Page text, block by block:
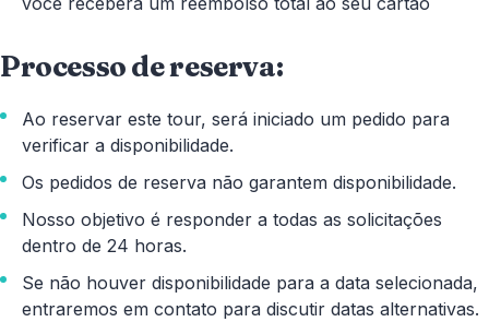
Processo de reserva:
Ao reservar este tour, será iniciado um pedido para
verificar a disponibilidade.
Os pedidos de reserva não garantem disponibilidade.
Nosso objetivo é responder a todas as solicitações
dentro de 24 horas.
Se não houver disponibilidade para a data selecionada,
entraremos em contato para discutir datas alternativas.